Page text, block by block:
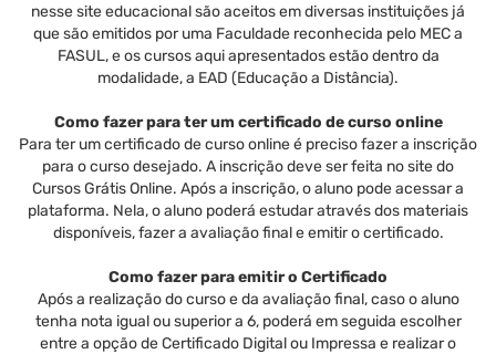
nesse site educacional são aceitos em diversas instituições já
que são emitidos por uma Faculdade reconhecida pelo MEC a
FASUL, e os cursos aqui apresentados estão dentro da
modalidade, a EAD (Educação a Distância).
Como fazer para ter um certificado de curso online
Para ter um certificado de curso online é preciso fazer a inscrição
para o curso desejado. A inscrição deve ser feita no site do
Cursos Grátis Online. Após a inscrição, o aluno pode acessar a
plataforma. Nela, o aluno poderá estudar através dos materiais
disponíveis, fazer a avaliação final e emitir o certificado.
Como fazer para emitir o Certificado
Após a realização do curso e da avaliação final, caso o aluno
tenha nota igual ou superior a 6, poderá em seguida escolher
entre a opção de Certificado Digital ou Impressa e realizar o